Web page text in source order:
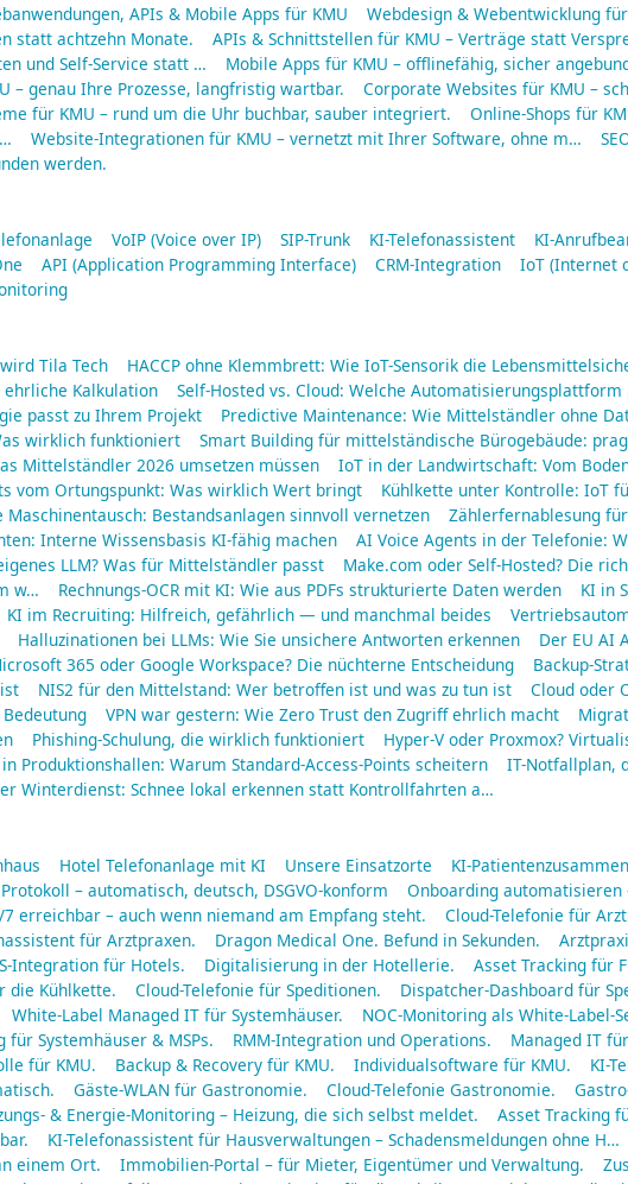
APIs & Mobile Apps für KMU Webdesign & Webentwicklung
statt achtzehn Monate.
APIs & Schnittstellen für KMU – Verträge statt
und Self-Service statt …
Mobile Apps für KMU – offlinefähig, sicher
– genau Ihre Prozesse, langfristig wartbar.
Corporate Websites für KMU –
für KMU – rund um die Uhr buchbar, sauber integriert.
Online-Shops für
Website-Integrationen für KMU – vernetzt mit Ihrer Software, ohne m…
werden.
VoIP (Voice over IP) SIP-Trunk KI-Telefonassistent KI-
API (Application Programming Interface) CRM-Integration IoT (Internet
Tila Tech HACCP ohne Klemmbrett: Wie IoT-Sensorik die
ehrliche Kalkulation
Self-Hosted vs. Cloud: Welche Automatisierungsplattform
passt zu Ihrem Projekt
Predictive Maintenance: Wie Mittelständler ohne
wirklich funktioniert
Smart Building für mittelständische Bürogebäude:
Mittelständler 2026 umsetzen müssen
IoT in der Landwirtschaft: Vom
vom Ortungspunkt: Was wirklich Wert bringt
Kühlkette unter Kontrolle: IoT
Bestandsanlagen sinnvoll vernetzen
Zählerfernablesung
Interne Wissensbasis KI-fähig machen
AI Voice Agents in der Telefonie:
LLM? Was für Mittelständler passt
Make.com oder Self-Hosted? Die
w…
Rechnungs-OCR mit KI: Wie aus PDFs strukturierte Daten werden
KI in
KI im Recruiting: Hilfreich, gefährlich — und manchmal beides
Halluzinationen bei LLMs: Wie Sie unsichere Antworten erkennen
Der EU AI
365 oder Google Workspace? Die nüchterne Entscheidung
Backup-
NIS2 für den Mittelstand: Wer betroffen ist und was zu tun ist
Cloud oder
VPN war gestern: Wie Zero Trust den Zugriff ehrlich macht
Phishing-Schulung, die wirklich funktioniert
Hyper-V oder Proxmox?
in Produktionshallen: Warum Standard-Access-Points scheitern
IT-Notfallplan,
Winterdienst: Schnee lokal erkennen statt Kontrollfahrten a…
Hotel Telefonanlage mit KI Unsere Einsatzorte
KI-
– automatisch, deutsch, DSGVO-konform
Onboarding
erreichbar – auch wenn niemand am Empfang steht. Cloud-Telefonie für
für Arztpraxen. Dragon Medical One. Befund in Sekunden.
Integration für Hotels. Digitalisierung in der Hotellerie.
Asset Tracking für
die Kühlkette.
Cloud-Telefonie für Speditionen. Dispatcher-Dashboard für
White-Label Managed IT für Systemhäuser. NOC-Monitoring als White-Label-
für Systemhäuser & MSPs. RMM-Integration und Operations. Managed IT
für KMU. Backup & Recovery für KMU. Individualsoftware für KMU.
KI-
Gäste-WLAN für Gastronomie. Cloud-Telefonie Gastronomie.
& Energie-Monitoring – Heizung, die sich selbst meldet.
Asset Tracking
KI-Telefonassistent für Hausverwaltungen – Schadensmeldungen ohne H…
einem Ort.
Immobilien-Portal – für Mieter, Eigentümer und Verwaltung.